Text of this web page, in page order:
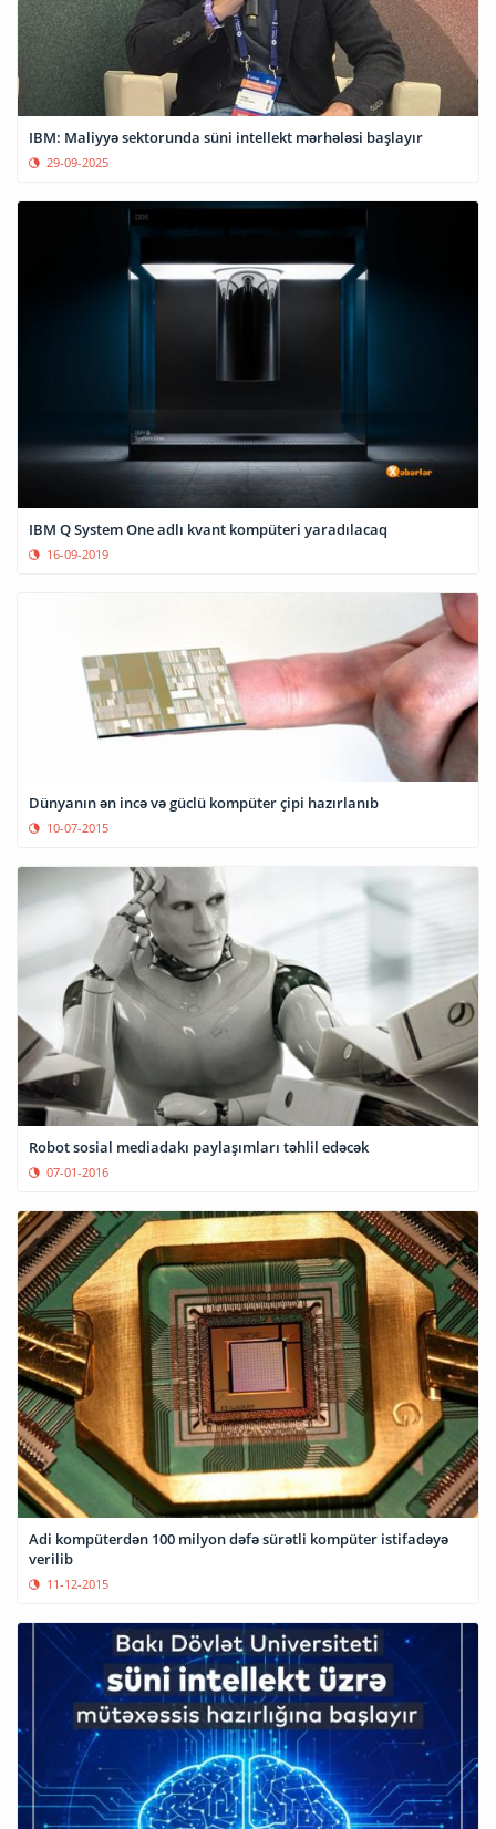
IBM: Maliyyə sektorunda süni intellekt mərhələsi başlayır
29-09-2025
IBM Q System One adlı kvant kompüteri yaradılacaq
16-09-2019
Dünyanın ən incə və güclü kompüter çipi hazırlanıb
10-07-2015
Robot sosial mediadakı paylaşımları təhlil edəcək
07-01-2016
Adi kompüterdən 100 milyon dəfə sürətli kompüter istifadəyə
verilib
11-12-2015